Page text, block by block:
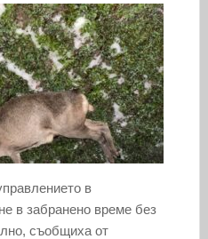
в
в забранено време без
съобщиха от